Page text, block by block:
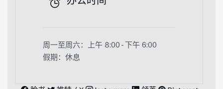
周一至周六：上午 8:00 - 下午 6:00
假期：休息